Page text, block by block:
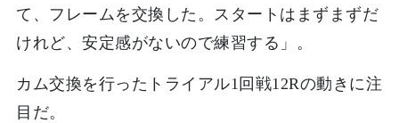
て、フレームを交換した。スタートはまずまずだ
けれど、安定感がないので練習する」。
カム交換を行ったトライアル1回戦12Rの動きに注
目だ。